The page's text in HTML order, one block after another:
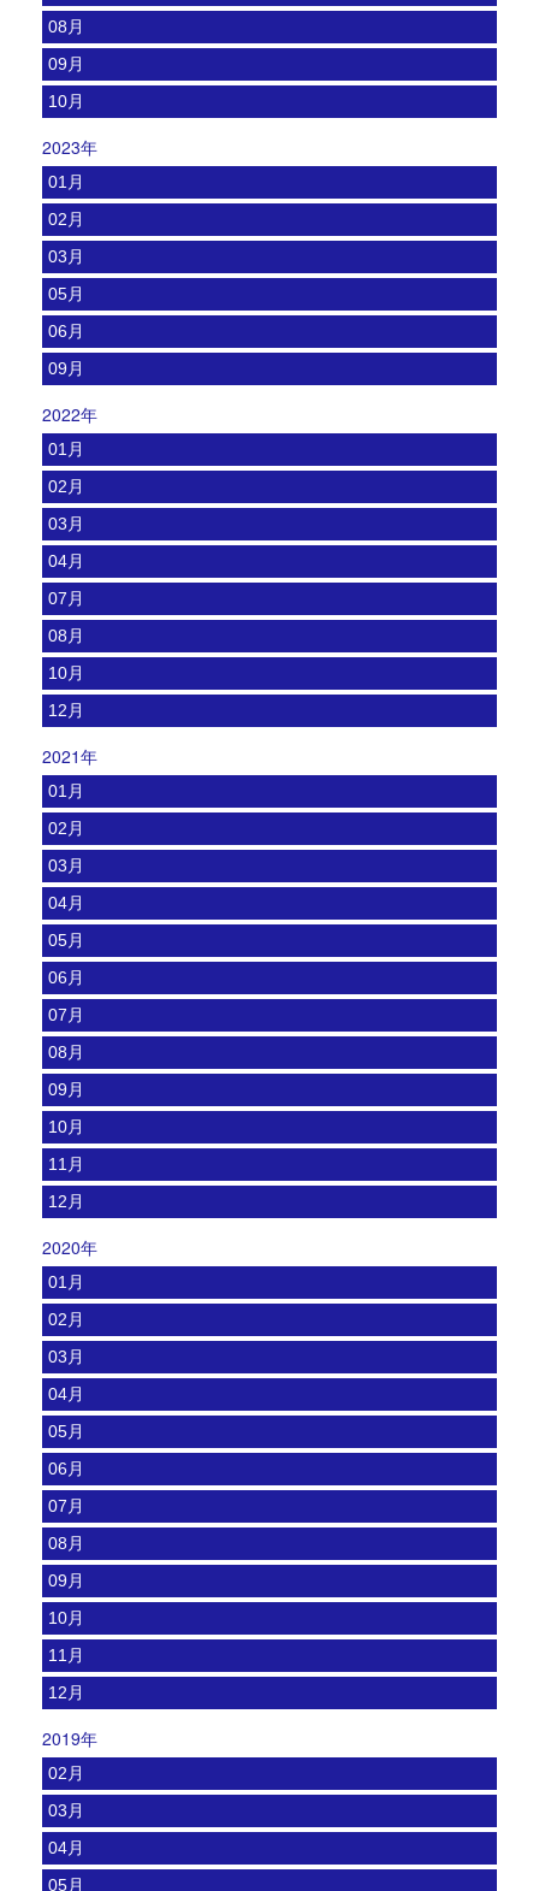
08月
09月
10月
2023年
01月
02月
03月
05月
06月
09月
2022年
01月
02月
03月
04月
07月
08月
10月
12月
2021年
01月
02月
03月
04月
05月
06月
07月
08月
09月
10月
11月
12月
2020年
01月
02月
03月
04月
05月
06月
07月
08月
09月
10月
11月
12月
2019年
02月
03月
04月
05月